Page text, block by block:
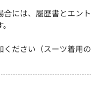
には、履歴書とエント
ください（スーツ着用の